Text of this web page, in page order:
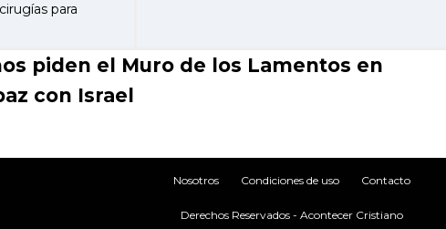
para
piden el Muro de los Lamentos en
con Israel
Nosotros Condiciones de uso Contacto
Derechos Reservados - Acontecer Cristiano